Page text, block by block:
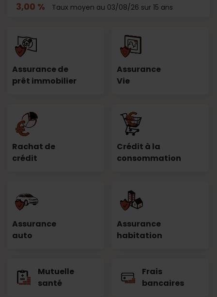
3,00 % Taux moyen au 03/08/26 sur 15 ans
Assurance de
prêt immobilier
Assurance
Vie
Rachat de
crédit
Crédit à la
consommation
Assurance
auto
Assurance
habitation
Mutuelle
santé
Frais
bancaires